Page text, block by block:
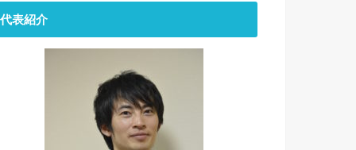
代表紹介